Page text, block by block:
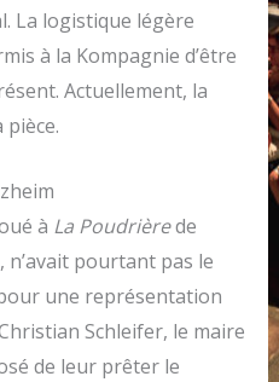
La logistique légère
à la Kompagnie d’être
Actuellement, la
à La Poudrièrede
n’avait pourtant pas le
une représentation
Schleifer, le maire
de leur prêter le